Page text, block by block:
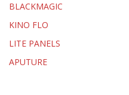
BLACKMAGIC
KINO FLO
LITE PANELS
APUTURE